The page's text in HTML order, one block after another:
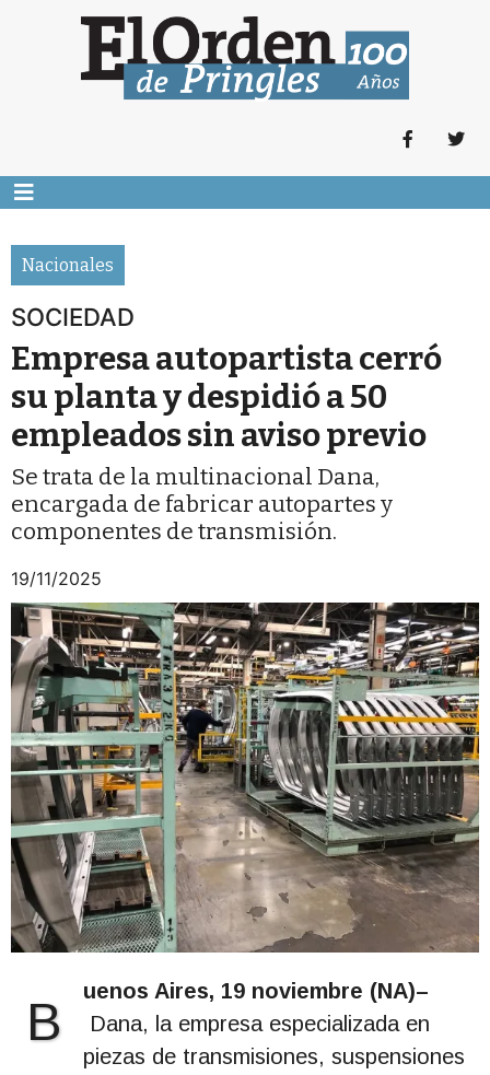
Nacionales
SOCIEDAD
Empresa autopartista cerró
su planta y despidió a 50
empleados sin aviso previo
Se trata de la multinacional Dana,
encargada de fabricar autopartes y
componentes de transmisión.
19/11/2025
B
uenos Aires, 19 noviembre (NA)–
Dana, la empresa especializada en
piezas de transmisiones, suspensiones